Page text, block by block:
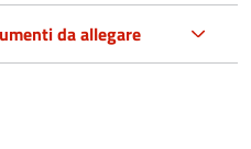
da allegare